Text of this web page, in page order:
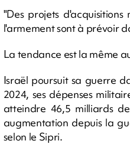
"Des projets d'acquisitions
l'armement sont à prévoir
La tendance est la même
Israël poursuit sa guerre
2024, ses dépenses
atteindre 46,5 milliards
augmentation depuis la
selon le Sipri.